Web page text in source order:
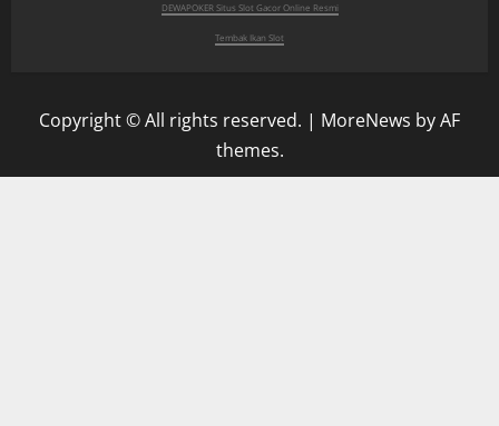
DEWAPOKER Situs Slot Gacor Online Resmi
Tembak Ikan Slot
Copyright © All rights reserved. | MoreNews by AF
themes.